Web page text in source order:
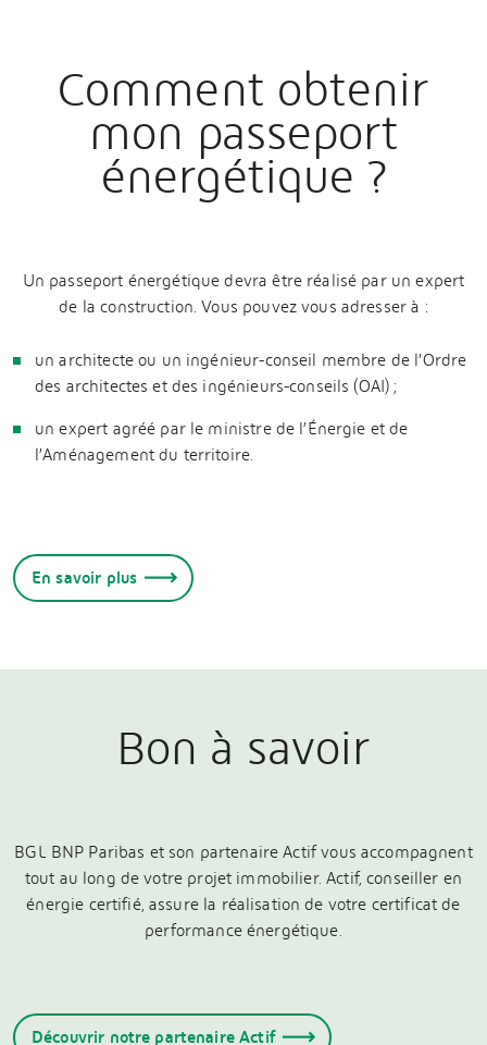
Comment obtenir
mon passeport
énergétique ?
Un passeport énergétique devra être réalisé par un expert
de la construction. Vous pouvez vous adresser à :
un architecte ou un ingénieur-conseil membre de l’Ordre
des architectes et des ingénieurs-conseils (OAI) ;
un expert agréé par le ministre de l’Énergie et de
l’Aménagement du territoire.
En savoir plus
Bon à savoir
BGL BNP Paribas et son partenaire Actif vous accompagnent
tout au long de votre projet immobilier. Actif, conseiller en
énergie certifié, assure la réalisation de votre certificat de
performance énergétique.
Découvrir notre partenaire Actif